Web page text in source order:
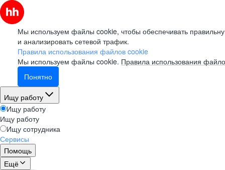
Мы используем файлы cookie, чтобы обеспечивать
и анализировать сетевой трафик.
Правила использования файлов cookie
Мы используем файлы cookie. Правила использования
Понятно
Ищу работу
Ищу работу
Ищу работу
Ищу сотрудника
Сервисы
Помощь
Ещё